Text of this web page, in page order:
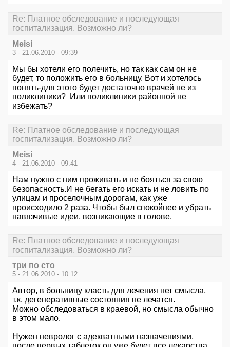
Re: Платное обследование и последующая
госпитализация. Возможно ли?
Meisi
3 - 21.06.2010 - 09:39
Мы бы хотели его полечить, но так как сам он не
будет, то положить его в больницу. Вот и хотелось
понять-для этого будет достаточно врачей не из
поликлиники? Или поликлиники районной не
избежать?
Re: Платное обследование и последующая
госпитализация. Возможно ли?
Meisi
4 - 21.06.2010 - 09:41
Нам нужно с ним проживать и не бояться за свою
безопасность.И не бегать его искать и не ловить по
улицам и проселочным дорогам, как уже
происходило 2 раза. Чтобы был спокойнее и убрать
навязчивые идеи, возникающие в голове.
Re: Платное обследование и последующая
госпитализация. Возможно ли?
три по сто
5 - 21.06.2010 - 10:12
Автор, в больницу класть для лечения нет смысла,
т.к. дегенеративные состояния не лечатся.
Можно обследоваться в краевой, но смысла обычно
в этом мало.
Нужен невролог с адекватными назначениями,